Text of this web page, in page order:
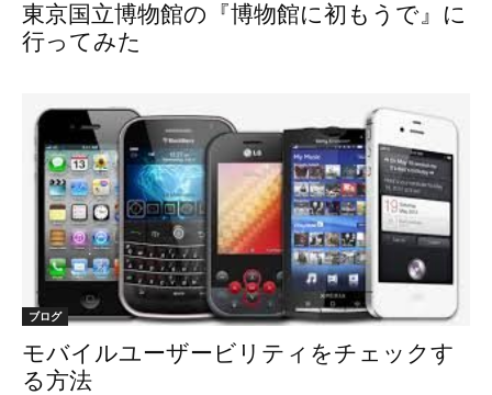
東京国立博物館の『博物館に初もうで』に
行ってみた
ブログ
モバイルユーザービリティをチェックす
る方法